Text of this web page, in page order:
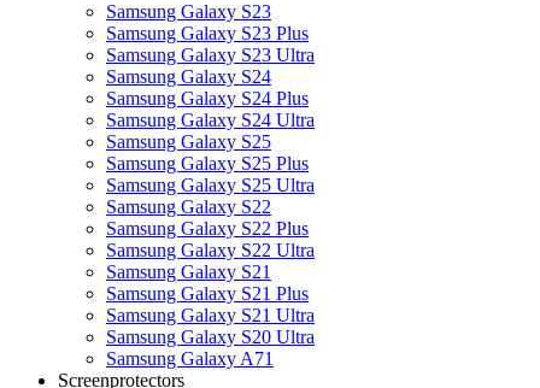
Samsung Galaxy S23
Samsung Galaxy S23 Plus
Samsung Galaxy S23 Ultra
Samsung Galaxy S24
Samsung Galaxy S24 Plus
Samsung Galaxy S24 Ultra
Samsung Galaxy S25
Samsung Galaxy S25 Plus
Samsung Galaxy S25 Ultra
Samsung Galaxy S22
Samsung Galaxy S22 Plus
Samsung Galaxy S22 Ultra
Samsung Galaxy S21
Samsung Galaxy S21 Plus
Samsung Galaxy S21 Ultra
Samsung Galaxy S20 Ultra
Samsung Galaxy A71
Screenprotectors